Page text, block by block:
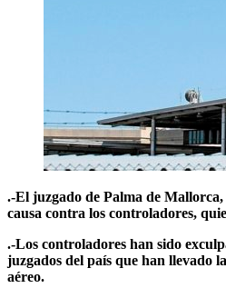
.-El juzgado de Palma de
causa contra los controladores,
.-Los controladores han sido
juzgados del país que han llevado
aéreo.